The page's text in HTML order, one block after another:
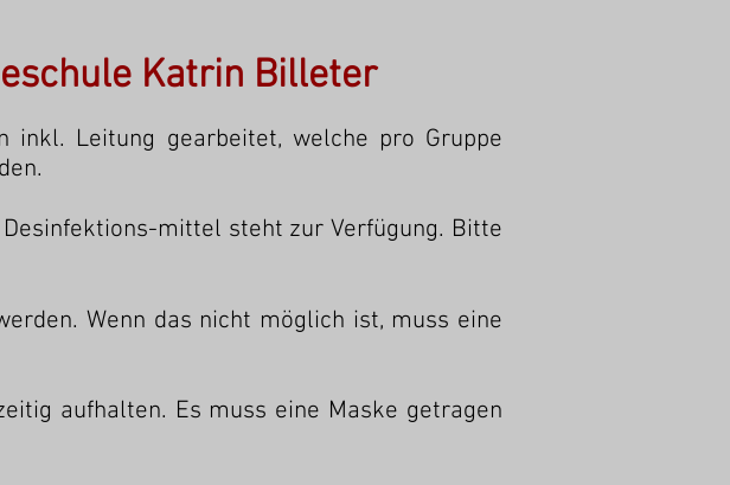
Katrin Billeter
inkl. Leitung gearbeitet, welche pro Gruppe
mittel steht zur Verfügung. Bitte
Wenn das nicht möglich ist, muss eine
aufhalten. Es muss eine Maske getragen